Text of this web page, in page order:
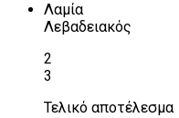
Λαμία
Λεβαδειακός
2
3
Τελικό αποτέλεσμα